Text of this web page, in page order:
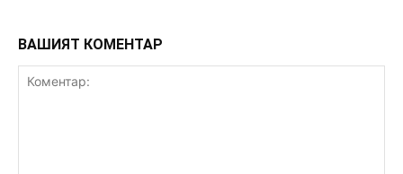
ВАШИЯТ КОМЕНТАР